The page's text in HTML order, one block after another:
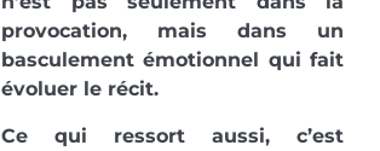
provocation, mais dans un
basculement émotionnel qui fait
évoluer le récit.
Ce qui ressort aussi, c’est